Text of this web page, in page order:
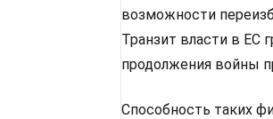
возможности
Транзит власти в ЕС
продолжения войны
Способность таких